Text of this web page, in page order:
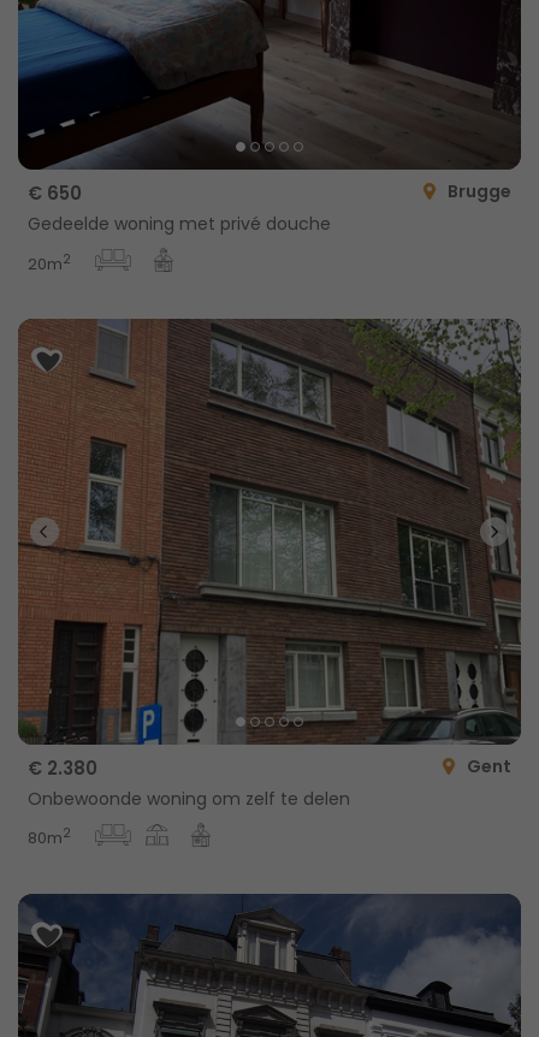
€ 650
Brugge
Gedeelde woning met privé douche
20m2
€ 2.380
Gent
Onbewoonde woning om zelf te delen
80m2